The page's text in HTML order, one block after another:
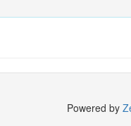
Powered by